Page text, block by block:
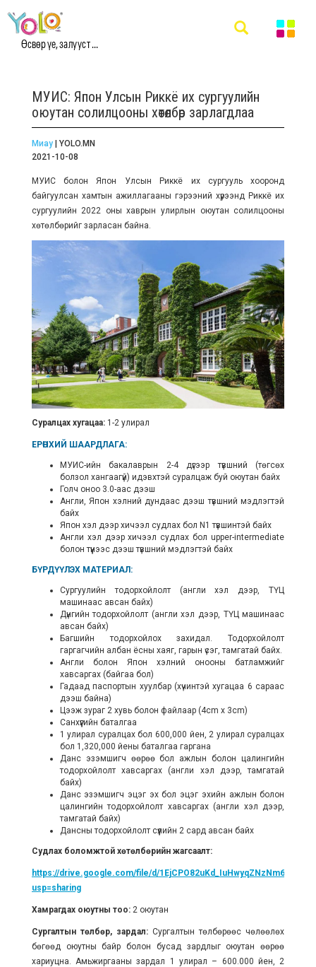
Өсвөр үе, залууст ...
МУИС: Япон Улсын Риккё их сургуулийн
оюутан солилцооны хөтөлбөр зарлагдлаа
Миау| YOLO.MN
2021-10-08
МУИС болон Япон Улсын Риккё их сургууль хооронд
байгуулсан хамтын ажиллагааны гэрээний хүрээнд Риккё их
сургуулийн 2022 оны хаврын улирлын оюутан солилцооны
хөтөлбөрийг зарласан байна.
Суралцах хугацаа: 1-2 улирал
ЕРӨНХИЙ ШААРДЛАГА:
МУИС-ийн бакалаврын 2-4 дүгээр түвшний (төгсөх
болзол хангаагүй) идэвхтэй суралцаж буй оюутан байх
Голч оноо 3.0-аас дээш
Англи, Япон хэлний дундаас дээш түвшний мэдлэгтэй
байх
Япон хэл дээр хичээл судлах бол N1 түвшинтэй байх
Англи хэл дээр хичээл судлах бол upper-intermediate
болон түүнээс дээш түвшний мэдлэгтэй байх
БҮРДҮҮЛЭХ МАТЕРИАЛ:
Сургуулийн тодорхойлолт (англи хэл дээр, ТҮЦ
машинаас авсан байх)
Дүнгийн тодорхойлолт (англи хэл дээр, ТҮЦ машинаас
авсан байх)
Багшийн тодорхойлох захидал. Тодорхойлолт
гаргагчийн албан ёсны хаяг, гарын үсэг, тамгатай байх.
Англи болон Япон хэлний онооны батламжийг
хавсаргах (байгаа бол)
Гадаад паспортын хуулбар (хүчинтэй хугацаа 6 сараас
дээш байна)
Цээж зураг 2 хувь болон файлаар (4cm x 3cm)
Санхүүгийн баталгаа
1 улирал суралцах бол 600,000 йен, 2 улирал суралцах
бол 1,320,000 йены баталгаа гаргана
Данс эзэмшигч өөрөө бол ажлын болон цалингийн
тодорхойлолт хавсаргах (англи хэл дээр, тамгатай
байх)
Данс эзэмшигч эцэг эх бол эцэг эхийн ажлын болон
цалингийн тодорхойлолт хавсаргах (англи хэл дээр,
тамгатай байх)
Дансны тодорхойлолт сүүлийн 2 сард авсан байх
Судлах боломжтой хөтөлбөрийн жагсаалт:
https://drive.google.com/file/d/
usp=sharing
Хамрагдах оюутны тоо:2 оюутан
Сургалтын төлбөр, зардал:Сургалтын төлбөрөөс чөлөөлөх
бөгөөд оюутны байр болон бусад зардлыг оюутан өөрөө
хариуцна. Амьжиргааны зардал 1 улирал – 600.000 йен, 2